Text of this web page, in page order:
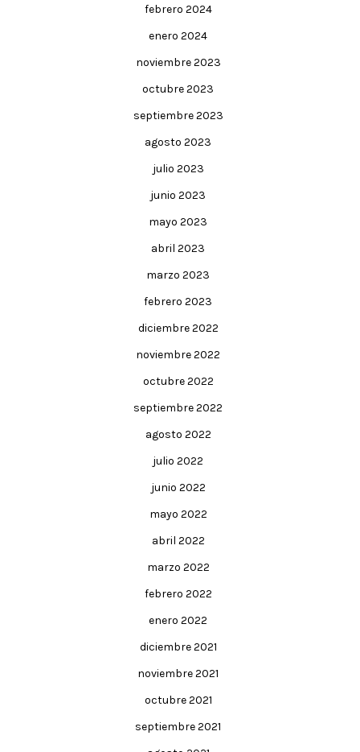
febrero 2024
enero 2024
noviembre 2023
octubre 2023
septiembre 2023
agosto 2023
julio 2023
junio 2023
mayo 2023
abril 2023
marzo 2023
febrero 2023
diciembre 2022
noviembre 2022
octubre 2022
septiembre 2022
agosto 2022
julio 2022
junio 2022
mayo 2022
abril 2022
marzo 2022
febrero 2022
enero 2022
diciembre 2021
noviembre 2021
octubre 2021
septiembre 2021